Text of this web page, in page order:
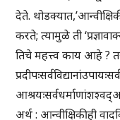
देते.
करते; त्यामुळे ती
तिचे महत्त्व काय आहे ?
अर्थ : आन्वीक्षिकीही